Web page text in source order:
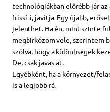
technológiákban előrébb jár
frissíti, javítja. Egy újabb,
jelenthet. Ha én, mint szinte
megbirkózom vele, szerintem
szólva, hogy a különbségek
De, csak javaslat.
Egyébként, ha a környezet/
is a legjobb rá.